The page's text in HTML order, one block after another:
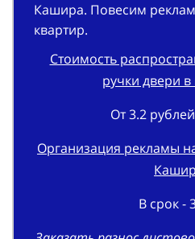
Кашира. Повесим
квартир.
Стоимость
ручки двери
От 3.2
Организация рекламы
В срок -